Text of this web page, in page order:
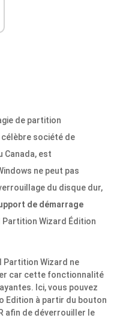
de partition
société de
Canada, est
ne peut pas
du disque dur,
de démarrage
Wizard Édition
Partition Wizard ne
car cette fonctionnalité
Ici, vous pouvez
Edition à partir du bouton
afin de déverrouiller le